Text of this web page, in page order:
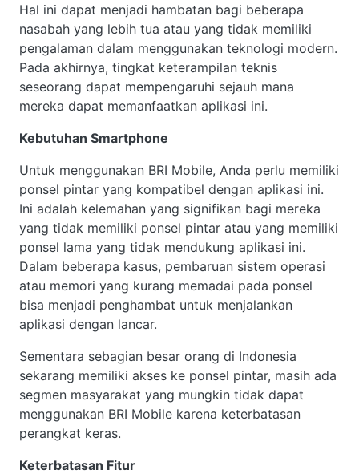
Hal ini dapat menjadi hambatan bagi beberapa
nasabah yang lebih tua atau yang tidak memiliki
pengalaman dalam menggunakan teknologi modern.
Pada akhirnya, tingkat keterampilan teknis
seseorang dapat mempengaruhi sejauh mana
mereka dapat memanfaatkan aplikasi ini.
Kebutuhan Smartphone
Untuk menggunakan BRI Mobile, Anda perlu memiliki
ponsel pintar yang kompatibel dengan aplikasi ini.
Ini adalah kelemahan yang signifikan bagi mereka
yang tidak memiliki ponsel pintar atau yang memiliki
ponsel lama yang tidak mendukung aplikasi ini.
Dalam beberapa kasus, pembaruan sistem operasi
atau memori yang kurang memadai pada ponsel
bisa menjadi penghambat untuk menjalankan
aplikasi dengan lancar.
Sementara sebagian besar orang di Indonesia
sekarang memiliki akses ke ponsel pintar, masih ada
segmen masyarakat yang mungkin tidak dapat
menggunakan BRI Mobile karena keterbatasan
perangkat keras.
Keterbatasan Fitur